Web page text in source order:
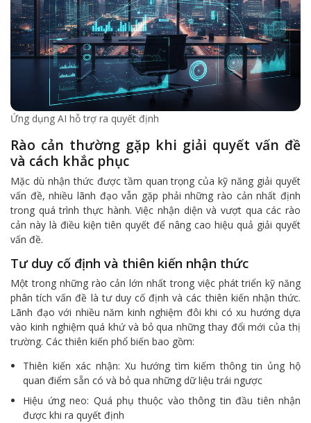
Ứng dụng AI hỗ trợ ra quyết định
Rào cản thường gặp khi giải quyết vấn đề
và cách khắc phục
Mặc dù nhận thức được tầm quan trọng của kỹ năng giải quyết
vấn đề, nhiều lãnh đạo vẫn gặp phải những rào cản nhất định
trong quá trình thực hành. Việc nhận diện và vượt qua các rào
cản này là điều kiện tiên quyết để nâng cao hiệu quả giải quyết
vấn đề.
Tư duy cố định và thiên kiến nhận thức
Một trong những rào cản lớn nhất trong việc phát triển kỹ năng
phân tích vấn đề là tư duy cố định và các thiên kiến nhận thức.
Lãnh đạo với nhiều năm kinh nghiệm đôi khi có xu hướng dựa
vào kinh nghiệm quá khứ và bỏ qua những thay đổi mới của thị
trường. Các thiên kiến phổ biến bao gồm:
Thiên kiến xác nhận: Xu hướng tìm kiếm thông tin ủng hộ
quan điểm sẵn có và bỏ qua những dữ liệu trái ngược
Hiệu ứng neo: Quá phụ thuộc vào thông tin đầu tiên nhận
được khi ra quyết định